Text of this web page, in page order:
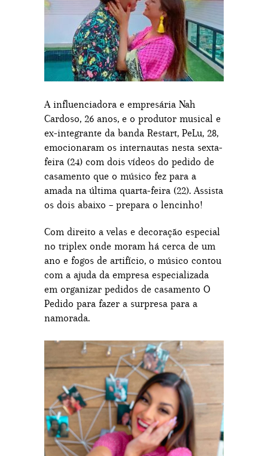
A influenciadora e empresária Nah
Cardoso, 26 anos, e o produtor musical e
ex-integrante da banda Restart, PeLu, 28,
emocionaram os internautas nesta sexta-
feira (24) com dois vídeos do pedido de
casamento que o músico fez para a
amada na última quarta-feira (22). Assista
os dois abaixo – prepara o lencinho!
Com direito a velas e decoração especial
no triplex onde moram há cerca de um
ano e fogos de artifício, o músico contou
com a ajuda da empresa especializada
em organizar pedidos de casamento O
Pedido para fazer a surpresa para a
namorada.